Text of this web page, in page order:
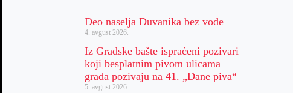
Deo naselja Duvanika bez vode
4. avgust 2026.
Iz Gradske bašte ispraćeni pozivari
koji besplatnim pivom ulicama
grada pozivaju na 41. „Dane piva“
5. avgust 2026.